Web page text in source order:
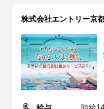
株式会社エントリー京